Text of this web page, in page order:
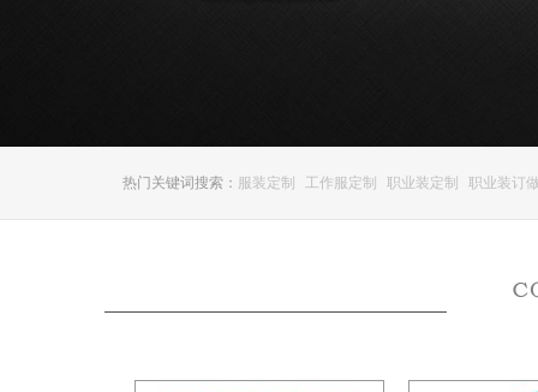
热门关键词搜索： 服装定制 工作服定制 职业装定制 职业装订